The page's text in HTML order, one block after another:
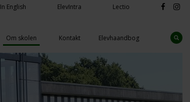
In English ElevIntra Lectio
Om skolen Kontakt Elevhaandbog